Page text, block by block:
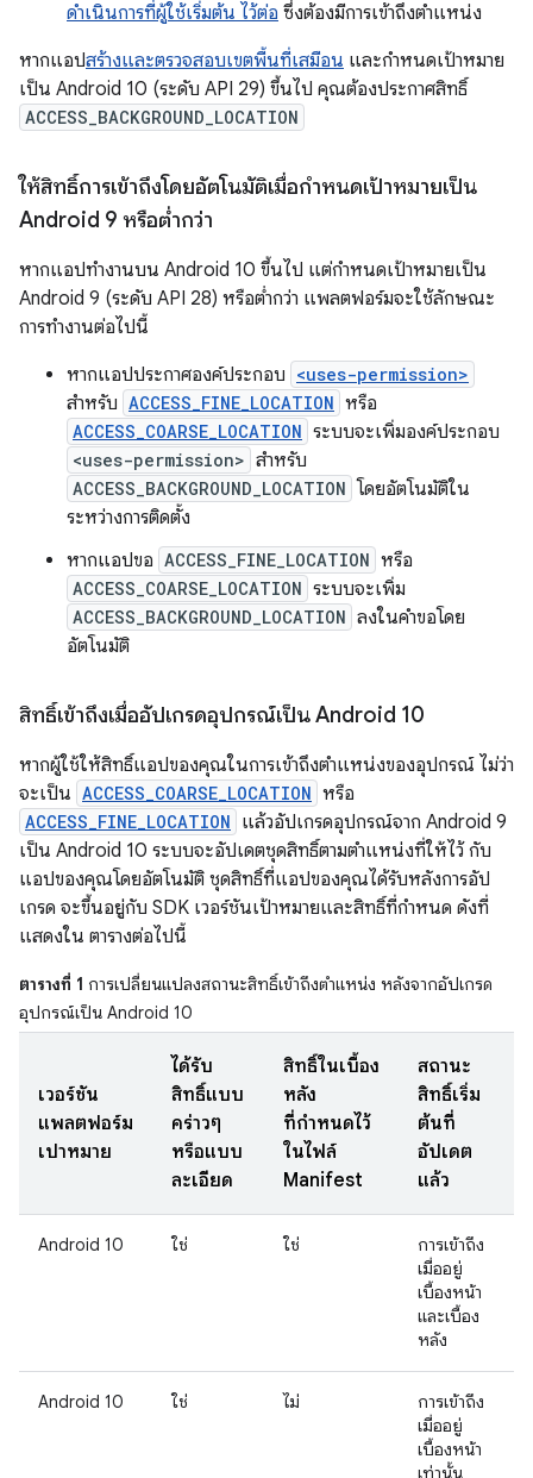
ดำเนินการที่ผู้ใช้เริ่มต้น ไว้ต่อ ซึ่งต้องมีการเข้าถึงตำแหน่ง
หากแอปสร้างและตรวจสอบเขตพื้นที่เสมือน และกำหนดเป้าหมาย
เป็น Android 10 (ระดับ API 29) ขึ้นไป คุณต้องประกาศสิทธิ์
ACCESS_BACKGROUND_LOCATION
ให้สิทธิ์การเข้าถึงโดยอัตโนมัติเมื่อกำหนดเป้าหมายเป็น
Android 9 หรือต่ำกว่า
หากแอปทำงานบน Android 10 ขึ้นไป แต่กำหนดเป้าหมายเป็น
Android 9 (ระดับ API 28) หรือต่ำกว่า แพลตฟอร์มจะใช้ลักษณะ
การทำงานต่อไปนี้
หากแอปประกาศองค์ประกอบ <uses-permission>
สำหรับ ACCESS_FINE_LOCATION หรือ
ACCESS_COARSE_LOCATION ระบบจะเพิ่มองค์ประกอบ
<uses-permission> สำหรับ
ACCESS_BACKGROUND_LOCATION โดยอัตโนมัติใน
ระหว่างการติดตั้ง
หากแอปขอ ACCESS_FINE_LOCATION หรือ
ACCESS_COARSE_LOCATION ระบบจะเพิ่ม
ACCESS_BACKGROUND_LOCATION ลงในคำขอโดย
อัตโนมัติ
สิทธิ์เข้าถึงเมื่ออัปเกรดอุปกรณ์เป็น Android 10
หากผู้ใช้ให้สิทธิ์แอปของคุณในการเข้าถึงตำแหน่งของอุปกรณ์ ไม่ว่า
จะเป็น ACCESS_COARSE_LOCATION หรือ
ACCESS_FINE_LOCATION แล้วอัปเกรดอุปกรณ์จาก Android 9
เป็น Android 10 ระบบจะอัปเดตชุดสิทธิ์ตามตำแหน่งที่ให้ไว้ กับ
แอปของคุณโดยอัตโนมัติ ชุดสิทธิ์ที่แอปของคุณได้รับหลังการอัป
เกรด จะขึ้นอยู่กับ SDK เวอร์ชันเป้าหมายและสิทธิ์ที่กำหนด ดังที่
แสดงใน ตารางต่อไปนี้
ตารางที่ 1 การเปลี่ยนแปลงสถานะสิทธิ์เข้าถึงตำแหน่ง หลังจากอัปเกรด
อุปกรณ์เป็น Android 10
เวอร์ชัน
แพลตฟอร์ม
เป้าหมาย
ได้รับ
สิทธิ์แบบ
คร่าวๆ
หรือแบบ
ละเอียด
สิทธิ์ในเบื้อง
หลัง
ที่กำหนดไว้
ในไฟล์
Manifest
สถานะ
สิทธิ์เริ่ม
ต้นที่
อัปเดต
แล้ว
Android 10 ใช่ ใช่
การเข้าถึง
เมื่ออยู่
เบื้องหน้า
และเบื้อง
หลัง
Android 10 ใช่ ไม่
การเข้าถึง
เมื่ออยู่
เบื้องหน้า
เท่านั้น